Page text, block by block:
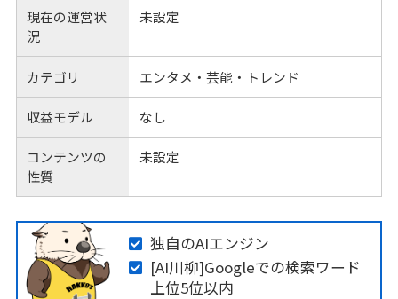
現在の運営状
況
未設定
カテゴリ エンタメ・芸能・トレンド
収益モデル なし
コンテンツの
性質
未設定
独自のAIエンジン
[AI川柳]Googleでの検索ワード
上位5位以内